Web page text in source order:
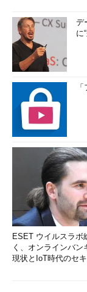
デ
に
ESET ウイルスラボ
く、オンラインバン
現状とIoT時代のセ